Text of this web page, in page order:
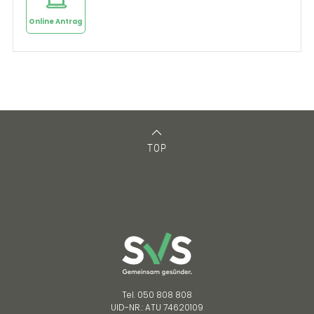
Online Antrag
TOP
Tel. 050 808 808
UID-NR.: ATU 74620109